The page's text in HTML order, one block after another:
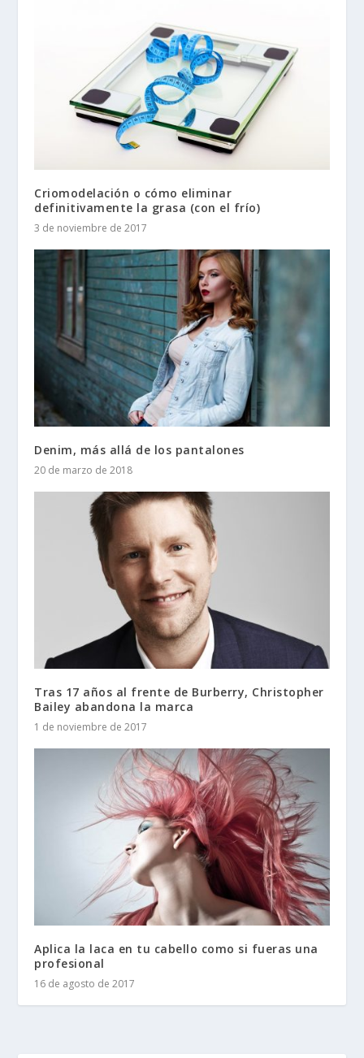
Criomodelación o cómo eliminar
definitivamente la grasa (con el frío)
3 de noviembre de 2017
Denim, más allá de los pantalones
20 de marzo de 2018
Tras 17 años al frente de Burberry, Christopher
Bailey abandona la marca
1 de noviembre de 2017
Aplica la laca en tu cabello como si fueras una
profesional
16 de agosto de 2017